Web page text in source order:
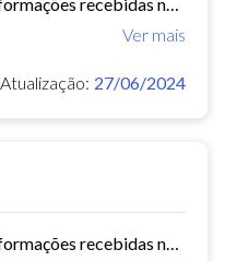
Ver mais
Atualização: 27/06/2024